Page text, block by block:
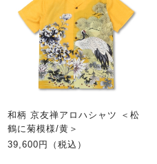
和柄 京友禅アロハシャツ ＜松
鶴に菊模様/黄＞
39,600円（税込）